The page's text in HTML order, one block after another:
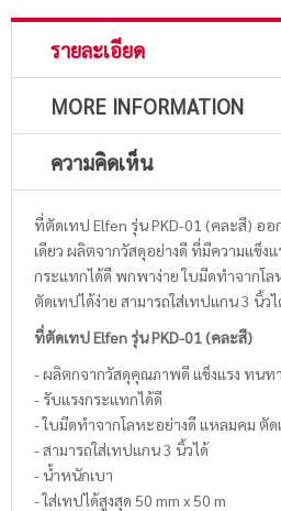
รายละเอียด
MORE INFORMATION
ความคิดเห็น
ที่ตัดเทป Elfen รุ่น PKD-01 (คละสี) อ
เดียว ผลิตจากวัสดุอย่างดี ที่มีความแข็ง
กระแทกได้ดี พกพาง่าย ใบมีดทำจากโ
ตัดเทปได้ง่าย สามารถใส่เทปแกน 3 นิ้ว
ที่ตัดเทป Elfen รุ่น PKD-01 (คละสี)
- ผลิตกจากวัสดุคุณภาพดี แข็งแรง ทนท
- รับแรงกระแทกได้ดี
- ใบมีดทำจากโลหะอย่างดี แหลมคม ตัด
- สามารถใส่เทปแกน 3 นิ้วได้
- น้ำหนักเบา
- ใส่เทปได้สูงสุด 50 mm x 50 m